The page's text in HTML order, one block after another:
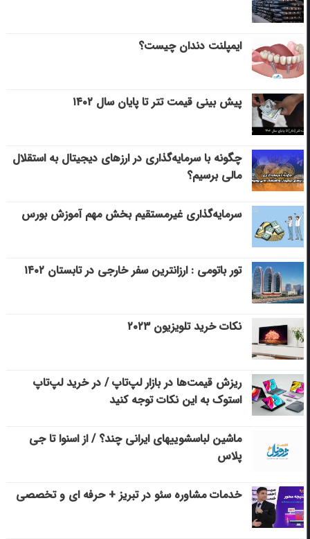
ایمپلنت دندان چیست؟
پیش بینی قیمت تتر تا پایان سال ۱۴۰۲
چگونه با سرمایه‌گذاری در ارزهای دیجیتال به استقلال
مالی برسیم؟
سرمایه‌گذاری غیرمستقیم بخش مهم آموزش بورس
تور باتومی : ارزانترین سفر خارجی در تابستان ۱۴۰۲
نکات خرید تلویزیون ۲۰۲۳
ریزش قیمت‌ها در بازار لپ‌تاپ / در خرید لپ‌تاپ
استوک به این نکات توجه کنید
ماشین لباسشویی‎های ایرانی چند؟ / از اسنوا تا جی
پلاس
خدمات مشاوره سئو در تبریز + حرفه ای و تخصصی